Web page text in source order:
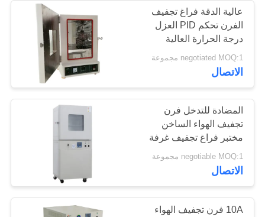
رقابة
جودة
اطلب
اقتباس
خريطة
الموقع
PRIVACY
POLICY
عالية الدقة فراغ تجفيف
الفرن تحكم PID العزل
درجة الحرارة العالية
negotiated MOQ:1 مجموعة
الاتصال
المضادة للتدخل فرن
تجفيف الهواء الساخن
مختبر فراغ تجفيف غرفة
الاختبار
negotiable MOQ:1 مجموعة
الاتصال
10A فرن تجفيف الهواء